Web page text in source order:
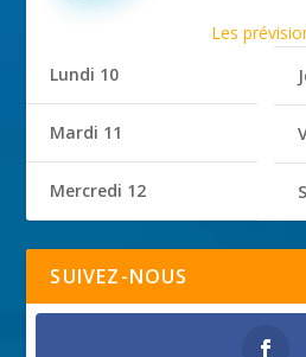
Les
Lundi 10
Mardi 11
Mercredi 12
SUIVEZ-NOUS